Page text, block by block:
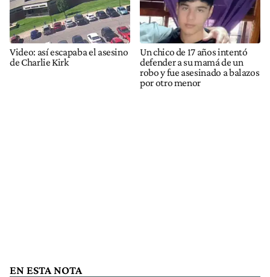
Video: así escapaba el asesino
de Charlie Kirk
Un chico de 17 años intentó
defender a su mamá de un
robo y fue asesinado a balazos
por otro menor
EN ESTA NOTA